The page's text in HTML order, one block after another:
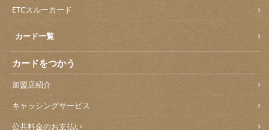
ETCスルーカード
カード一覧
カードをつかう
加盟店紹介
キャッシングサービス
公共料金のお支払い